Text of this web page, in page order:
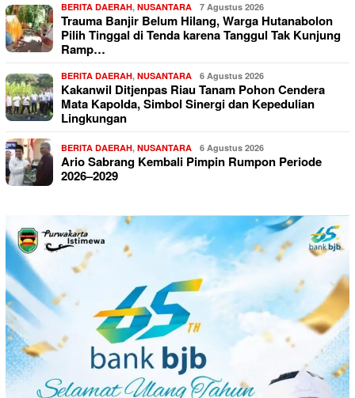
BERITA DAERAH, NUSANTARA 7 Agustus 2026
Trauma Banjir Belum Hilang, Warga Hutanabolon
Pilih Tinggal di Tenda karena Tanggul Tak Kunjung
Ramp…
BERITA DAERAH, NUSANTARA 6 Agustus 2026
Kakanwil Ditjenpas Riau Tanam Pohon Cendera
Mata Kapolda, Simbol Sinergi dan Kepedulian
Lingkungan
BERITA DAERAH, NUSANTARA 6 Agustus 2026
Ario Sabrang Kembali Pimpin Rumpon Periode
2026–2029